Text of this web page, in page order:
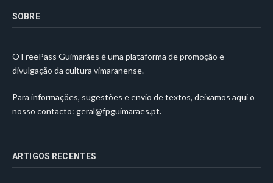
SOBRE
O FreePass Guimarães é uma plataforma de promoção e
divulgação da cultura vimaranense.
Para informações, sugestões e envio de textos, deixamos aqui o
nosso contacto: geral@fpguimaraes.pt.
ARTIGOS RECENTES